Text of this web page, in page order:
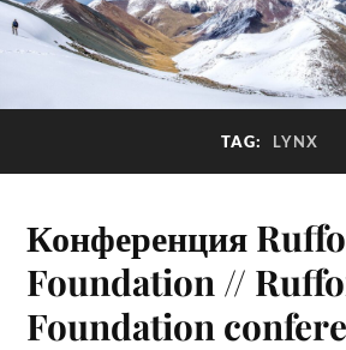
TAG: LYNX
Конференция
Foundation //
Foundation